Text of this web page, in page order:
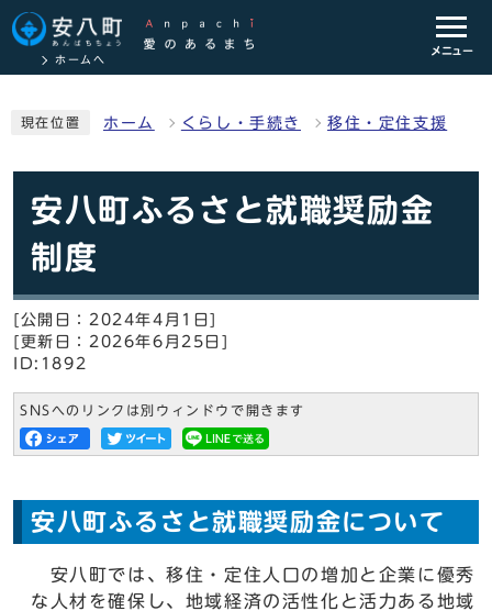
ホームへ
メニュー
現在位置 ホーム くらし・手続き 移住・定住支援
安八町ふるさと就職奨励金
制度
[公開日：2024年4月1日]
[更新日：2026年6月25日]
ID:1892
SNSへのリンクは別ウィンドウで開きます
安八町ふるさと就職奨励金について
安八町では、移住・定住人口の増加と企業に優秀
な人材を確保し、地域経済の活性化と活力ある地域